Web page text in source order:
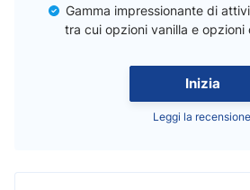
Inizia
Leggi la recensione
Gamma impressionante di
tra cui opzioni vanilla e opzioni